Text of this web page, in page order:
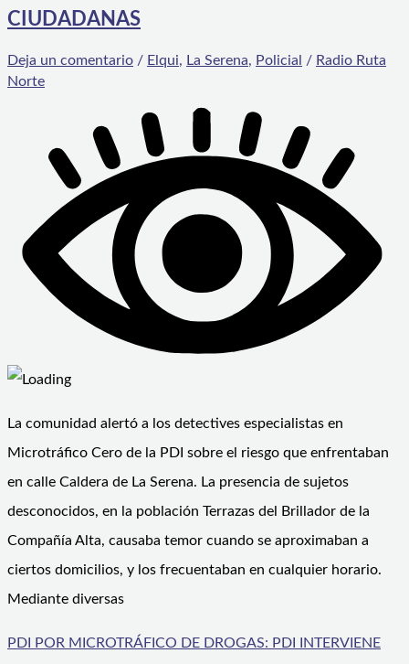
CIUDADANAS
Deja un comentario / Elqui, La Serena, Policial / Radio Ruta
Norte
La comunidad alertó a los detectives especialistas en
Microtráfico Cero de la PDI sobre el riesgo que enfrentaban
en calle Caldera de La Serena. La presencia de sujetos
desconocidos, en la población Terrazas del Brillador de la
Compañía Alta, causaba temor cuando se aproximaban a
ciertos domicilios, y los frecuentaban en cualquier horario.
Mediante diversas
PDI POR MICROTRÁFICO DE DROGAS: PDI INTERVIENE